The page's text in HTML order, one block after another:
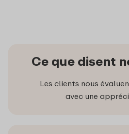
Ce que disent
Les clients nous
avec une